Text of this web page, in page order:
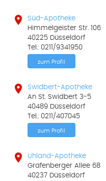

Süd-Apotheke
Himmelgeister Str. 106
40225 Düsseldorf
Tel.: 0211/9341950
zum Profil

Swidbert-Apotheke
An St. Swidbert 3-5
40489 Düsseldorf
Tel.: 0211/407045
zum Profil

Uhland-Apotheke
Grafenberger Allee 68
40237 Düsseldorf